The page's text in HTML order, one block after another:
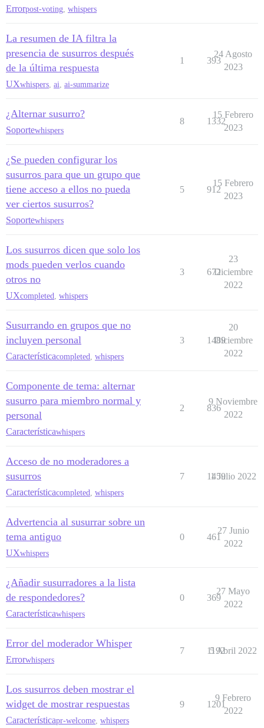
Errorpost-voting whispers
La resumen de IA filtra la
presencia de susurros después
de la última respuesta
UXwhispers ai ai-summarize
1 393
24 Agosto
2023
¿Alternar susurro?
Soportewhispers
8 1332
15 Febrero
2023
¿Se pueden configurar los
susurros para que un grupo que
tiene acceso a ellos no pueda
ver ciertos susurros?
Soportewhispers
5 912
15 Febrero
2023
Los susurros dicen que solo los
mods pueden verlos cuando
otros no
UXcompleted whispers
3 672
23
Diciembre
2022
Susurrando en grupos que no
incluyen personal
Característicacompleted whispers
3 1489
20
Diciembre
2022
Componente de tema: alternar
susurro para miembro normal y
personal
Característicawhispers
2 836
9 Noviembre
2022
Acceso de no moderadores a
susurros
Característicacompleted whispers
7 1459
1 Julio 2022
Advertencia al susurrar sobre un
tema antiguo
UXwhispers
0 461
27 Junio
2022
¿Añadir susurradores a la lista
de respondedores?
Característicawhispers
0 369
27 Mayo
2022
Error del moderador Whisper
Errorwhispers
7 1192
5 Abril 2022
Los susurros deben mostrar el
widget de mostrar respuestas
Característicapr-welcome whispers
9 1201
9 Febrero
2022